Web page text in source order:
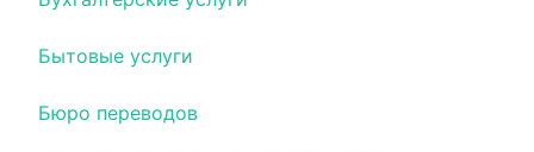
Бытовые услуги
Бюро переводов